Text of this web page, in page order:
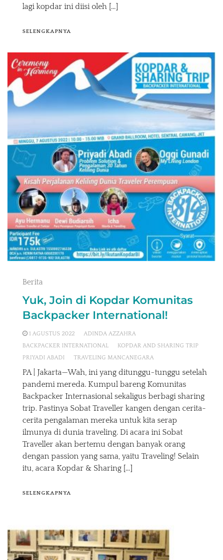
lagi kopdar ini diisi oleh […]
SELENGKAPNYA
Berita
Yuk, Join di Kopdar Komunitas
Backpacker International!
1 AGUSTUS 2022
ADINDA AZZAHRA
BACKPACKER INTERNATIONAL
KOPDAR AND SHARING TRIP
PRIYADI ABADI
TRAVELING MANCANEGARA
PA | Jakarta—Wah, ini yang ditunggu-tunggu setelah
pandemi mereda. Kumpul bareng Komunitas
Backpacker Internasional sekaligus berbagi sharing
trip. Pastinya Sobat Traveller kangen dengan cerita-
cerita pengalaman mereka untuk kita serap
ilmunya di dunia traveling. Di acara ini Sobat
Traveller akan bertemu dengan banyak orang
dengan passion yang sama, yaitu Traveling! Selain
itu, acara Kopdar & Sharing […]
SELENGKAPNYA